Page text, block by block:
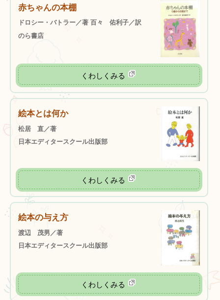
赤ちゃんの本棚
ドロシー・バトラー／著 百々 佑利子／訳
のら書店
くわしくみる
絵本とは何か
松居 直／著
日本エディタースクール出版部
くわしくみる
絵本の与え方
渡辺 茂男／著
日本エディタースクール出版部
くわしくみる